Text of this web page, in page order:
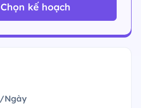
Chọn kế hoạch
/Ngày